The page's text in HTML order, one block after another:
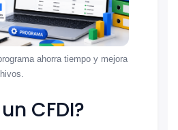
ahorra tiempo y mejora
CFDI?